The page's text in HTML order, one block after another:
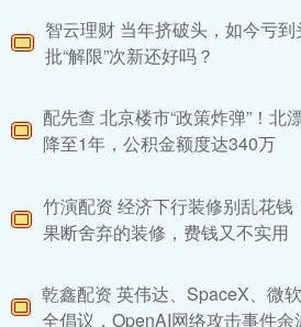
智云理财 当年挤破头，如今亏到
批“解限”次新还好吗？
配先查 北京楼市“政策炸弹”！北
降至1年，公积金额度达340万
竹演配资 经济下行装修别乱花钱
果断舍弃的装修，费钱又不实用
乾鑫配资 英伟达、SpaceX、微
全倡议，OpenAI网络攻击事件余